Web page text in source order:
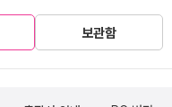
보관함